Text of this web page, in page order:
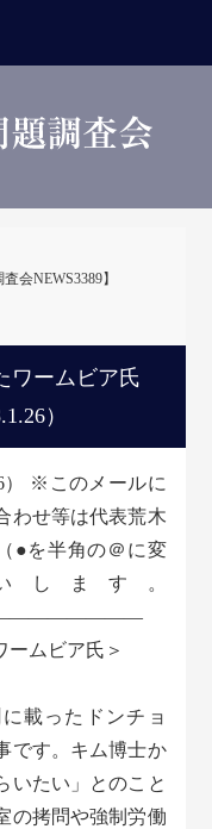
会NEWS3389】
ワームビア氏
）
） ※このメールに
わせ等は代表荒木
●を半角の＠に変
します。
ームビア氏＞
載ったドンチョ
です。キム博士か
いたい」とのこと
の拷問や強制労働